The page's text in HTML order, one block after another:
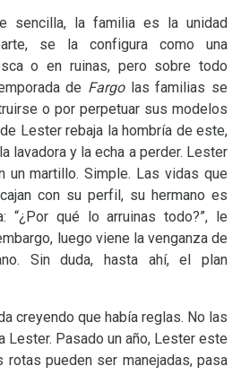
sencilla, la familia es la unidad
se la configura como una
o en ruinas, pero sobre todo
de Fargolas familias se
o por perpetuar sus modelos
Lester rebaja la hombría de este,
lavadora y la echa a perder. Lester
un martillo. Simple. Las vidas que
con su perfil, su hermano es
“¿Por qué lo arruinas todo?”, le
luego viene la venganza de
Sin duda, hasta ahí, el plan
creyendo que había reglas. No las
Lester. Pasado un año, Lester este
pueden ser manejadas, pasa